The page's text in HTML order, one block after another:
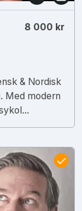
8 000 kr
& Nordisk
Med modern